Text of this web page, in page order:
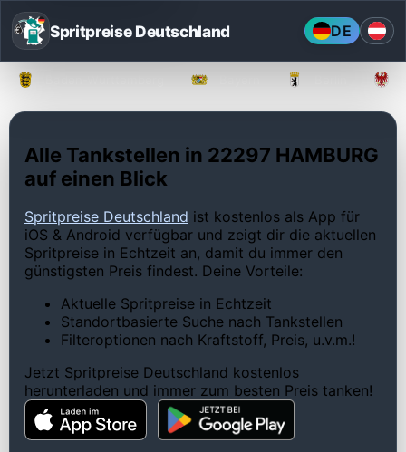
Spritpreise Deutschland DE
Alle Tankstellen in 22297 HAMBURG
auf einen Blick
Spritpreise Deutschland ist kostenlos als App für
iOS & Android verfügbar und zeigt dir die aktuellen
Spritpreise in Echtzeit an, damit du immer den
günstigsten Preis findest. Deine Vorteile:
Aktuelle Spritpreise in Echtzeit
Standortbasierte Suche nach Tankstellen
Filteroptionen nach Kraftstoff, Preis, u.v.m.!
Jetzt Spritpreise Deutschland kostenlos
herunterladen und immer zum besten Preis tanken!